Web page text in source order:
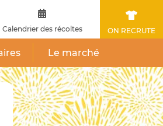
Calendrier des récoltes ON RECRUTE
Le marché